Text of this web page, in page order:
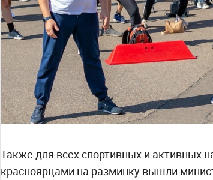
Также для всех спортивных и активных
красноярцами на разминку вышли